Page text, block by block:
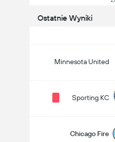
Ostatnie Wyniki
Minnesota United
Sporting KC
Chicago Fire